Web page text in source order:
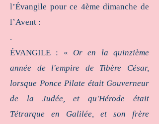
l’Évangile pour ce 4ème dimanche de
l’Avent :
.
ÉVANGILE : « Or en la quinzième
année de l'empire de Tibère César,
lorsque Ponce Pilate était Gouverneur
de la Judée, et qu'Hérode était
Tétrarque en Galilée, et son frère